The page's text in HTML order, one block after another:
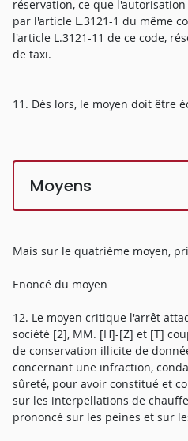
réservation, ce que
par l'article L.3121-1 du même
l'article L.3121-11 de ce code,
de taxi.
11. Dès lors, le moyen doit être
Moyens
Mais sur le quatrième moyen,
Enoncé du moyen
12. Le moyen critique l'arrêt
société [2], MM. [H]-[Z] et [T]
de conservation illicite de
concernant une infraction,
sûreté, pour avoir constitué et
sur les interpellations de
prononcé sur les peines et sur